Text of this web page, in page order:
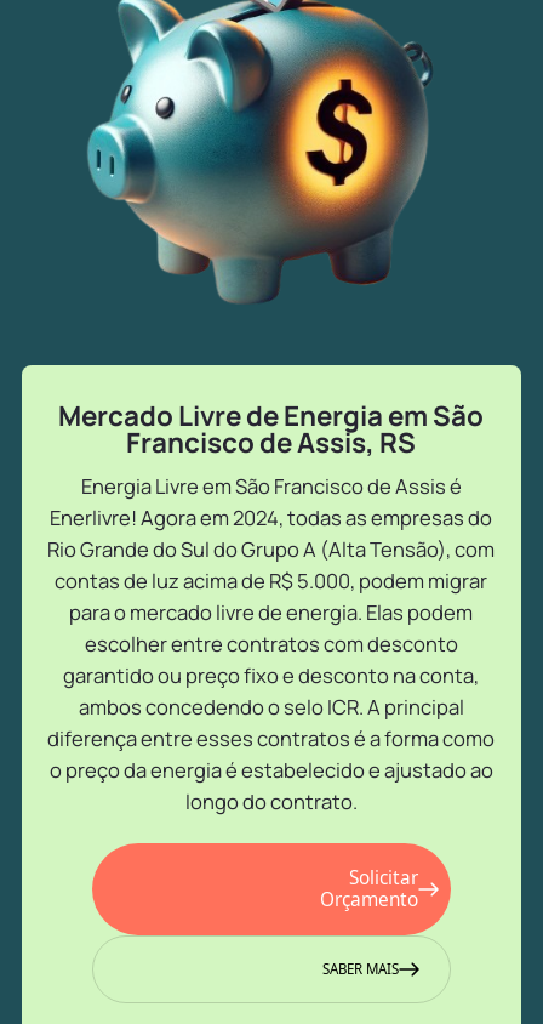
Mercado Livre de Energia em São
Francisco de Assis, RS
Energia Livre em São Francisco de Assis é
Enerlivre! Agora em 2024, todas as empresas do
Rio Grande do Sul do Grupo A (Alta Tensão), com
contas de luz acima de R$ 5.000, podem migrar
para o mercado livre de energia. Elas podem
escolher entre contratos com desconto
garantido ou preço fixo e desconto na conta,
ambos concedendo o selo ICR. A principal
diferença entre esses contratos é a forma como
o preço da energia é estabelecido e ajustado ao
longo do contrato.
Solicitar
Orçamento
SABER MAIS